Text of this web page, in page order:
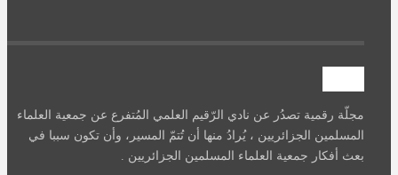
مجلّة رقمية تصدُر عن نادي الرّقيم العلمي المُتفرع عن جمعية العلماء
المسلمين الجزائريين ، يُرادُ منها أن تُتمّ المسير، وأن تكون سببا في
بعث أفكار جمعية العلماء المسلمين الجزائريين .